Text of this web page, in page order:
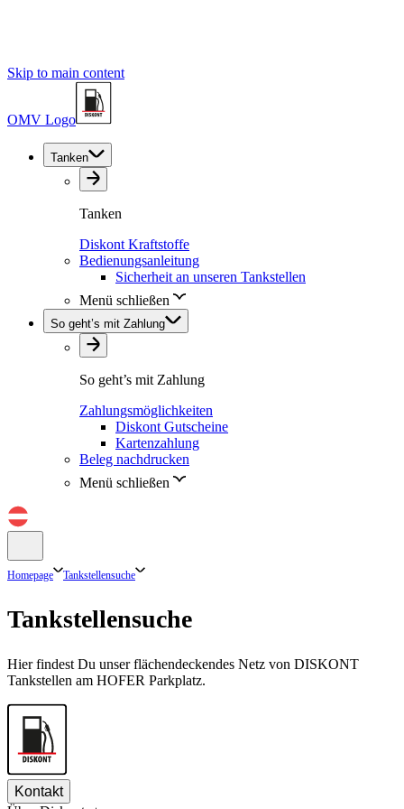
Skip to main content
OMV Logo
Tanken
Tanken
Diskont Kraftstoffe
Bedienungsanleitung
Sicherheit an unseren Tankstellen
Menü schließen
So geht’s mit Zahlung
So geht’s mit Zahlung
Zahlungsmöglichkeiten
Diskont Gutscheine
Kartenzahlung
Beleg nachdrucken
Menü schließen
Homepage Tankstellensuche
Tankstellensuche
Hier findest Du unser flächendeckendes Netz von DISKONT
Tankstellen am HOFER Parkplatz.
Kontakt